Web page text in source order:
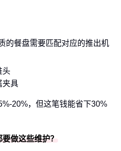
的餐盘需要匹配对应的推出机
头
夹具
20%，但这笔钱能省下30%
做这些维护？